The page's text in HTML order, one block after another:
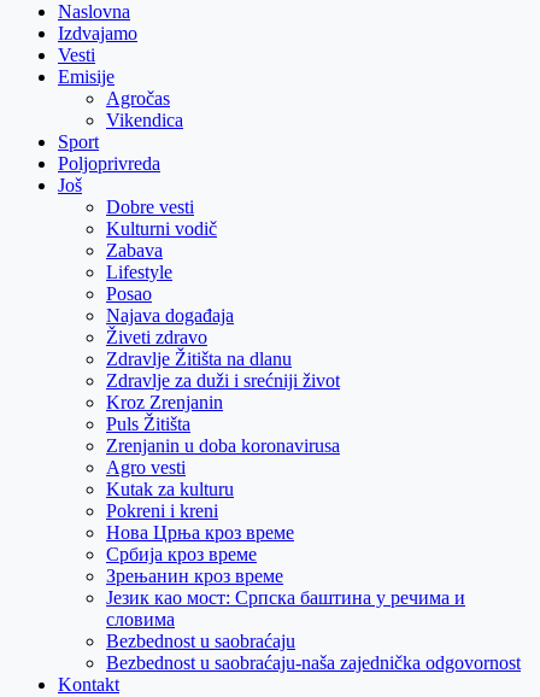
Naslovna
Izdvajamo
Vesti
Emisije
Agročas
Vikendica
Sport
Poljoprivreda
Još
Dobre vesti
Kulturni vodič
Zabava
Lifestyle
Posao
Najava događaja
Živeti zdravo
Zdravlje Žitišta na dlanu
Zdravlje za duži i srećniji život
Kroz Zrenjanin
Puls Žitišta
Zrenjanin u doba koronavirusa
Agro vesti
Kutak za kulturu
Pokreni i kreni
Нова Црња кроз време
Србија кроз време
Зрењанин кроз време
Језик као мост: Српска баштина у речима и
словима
Bezbednost u saobraćaju
Bezbednost u saobraćaju-naša zajednička odgovornost
Kontakt